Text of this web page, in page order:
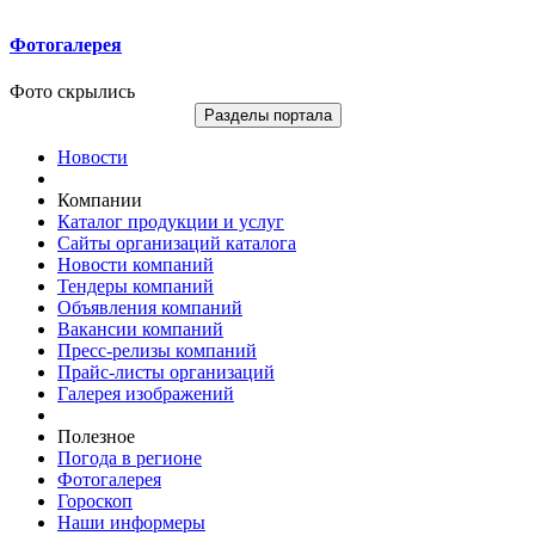
Фотогалерея
Фото скрылись
Разделы портала
Новости
Компании
Каталог продукции и услуг
Сайты организаций каталога
Новости компаний
Тендеры компаний
Объявления компаний
Вакансии компаний
Пресс-релизы компаний
Прайс-листы организаций
Галерея изображений
Полезное
Погода в регионе
Фотогалерея
Гороскоп
Наши информеры